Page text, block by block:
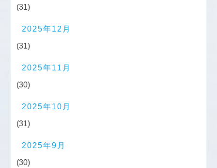
(31)
2025年12月
(31)
2025年11月
(30)
2025年10月
(31)
2025年9月
(30)